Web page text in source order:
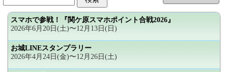
スマホで参戦！『関ケ原スマホポイント合戦2026』
2026年6月20日(土)〜12月13日(日)
お城LINEスタンプラリー
2026年4月24日(金)〜12月26日(土)